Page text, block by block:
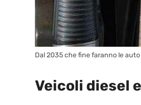
Dal 2035 che fine faranno le
Veicoli diesel